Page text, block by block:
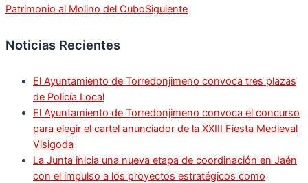
Patrimonio al Molino del CuboSiguiente
Noticias Recientes
El Ayuntamiento de Torredonjimeno convoca tres plazas
de Policía Local
El Ayuntamiento de Torredonjimeno convoca el concurso
para elegir el cartel anunciador de la XXIII Fiesta Medieval
Visigoda
La Junta inicia una nueva etapa de coordinación en Jaén
con el impulso a los proyectos estratégicos como